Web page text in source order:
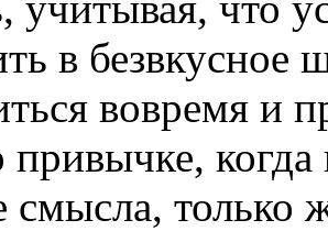
в безвкусное
вовремя и
привычке,
только